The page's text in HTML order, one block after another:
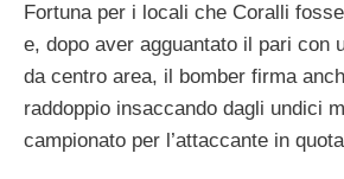
Fortuna per i locali che Coralli
e, dopo aver agguantato il pari con
da centro area, il bomber firma
raddoppio insaccando dagli undici
campionato per l’attaccante in